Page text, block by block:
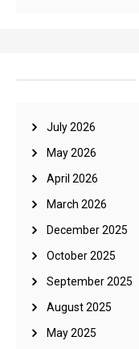
July 2026
May 2026
April 2026
March 2026
December 2025
October 2025
September 2025
August 2025
May 2025